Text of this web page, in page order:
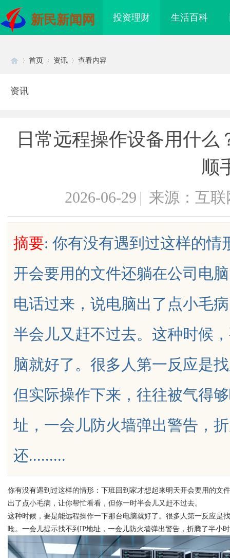
新民新闻网 投资理财 生活百科
uz
Bo
首页 资讯 查看内容
资讯
日常远程操作设备用什
顺
2026-06-29 | 来源：互联
摘要: 你有没有遇到过这样的情
开会要用的文件还躺在公司电
电话过来，说电脑出了点小毛
半会儿又赶不过去。这种时候
脑就好了。很多人第一反应是
但实际操作下来，往往被气得
址，一会儿防火墙弹出警告，
还.........
你有没有遇到过这样的情形：下班回到家才想起来明天开会要用的文
出了点小毛病，让你帮忙看看，但你一时半会儿又赶不过去。
这种时候，要是能远程操作一下那台电脑就好了。很多人第一反应是
呛。一会儿提示找不到IP地址，一会儿防火墙弹出警告，折腾了半小
高潜力车型介绍